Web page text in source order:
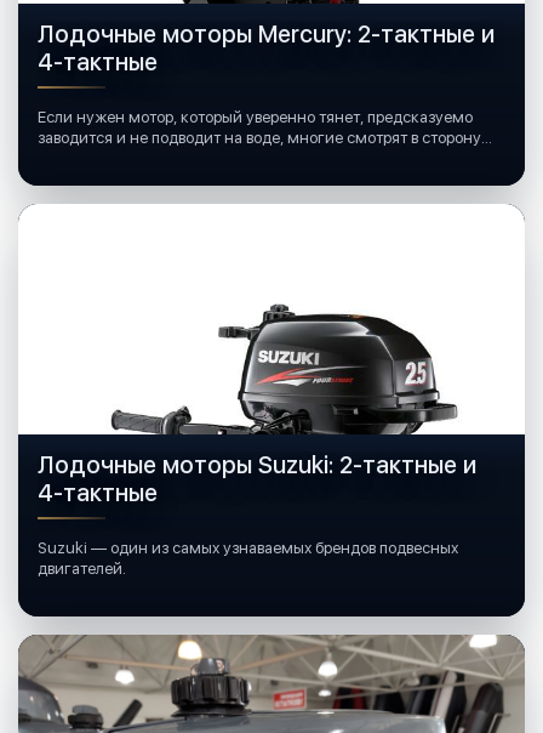
Лодочные моторы Mercury: 2-тактные и
4-тактные
Если нужен мотор, который уверенно тянет, предсказуемо
заводится и не подводит на воде, многие смотрят в сторону
Лодочные моторы Suzuki: 2-тактные и
4-тактные
Suzuki — один из самых узнаваемых брендов подвесных
двигателей.